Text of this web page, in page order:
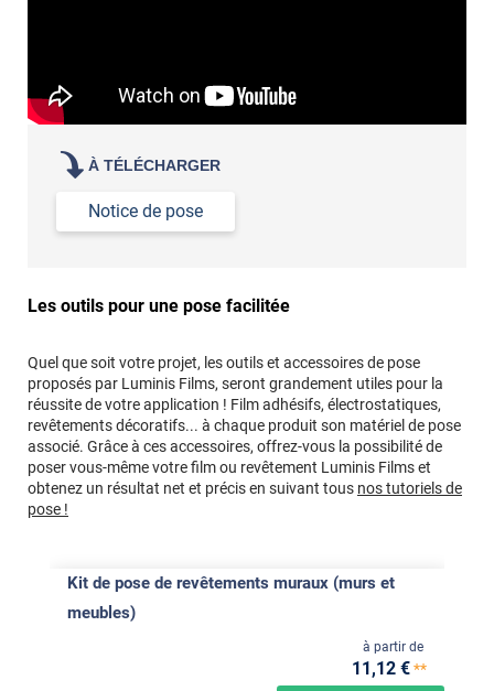
À TÉLÉCHARGER
Notice de pose
Les outils pour une pose facilitée
Quel que soit votre projet, les outils et accessoires de pose
proposés par Luminis Films, seront grandement utiles pour la
réussite de votre application ! Film adhésifs, électrostatiques,
revêtements décoratifs... à chaque produit son matériel de pose
associé. Grâce à ces accessoires, offrez-vous la possibilité de
poser vous-même votre film ou revêtement Luminis Films et
obtenez un résultat net et précis en suivant tous nos tutoriels de
pose !
Kit de pose de revêtements muraux (murs et
meubles)
à partir de
11,12 €**